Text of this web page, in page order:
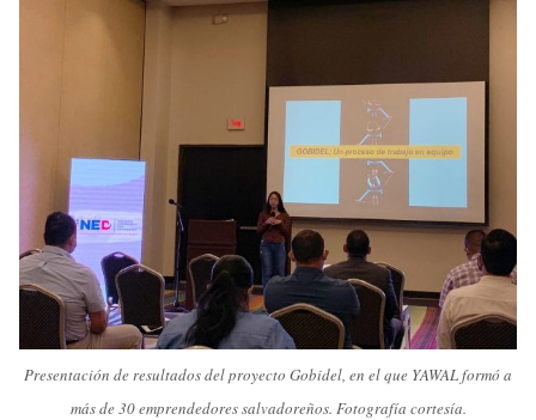
Presentación de resultados del proyecto Gobidel, en el que YAWAL formó a
más de 30 emprendedores salvadoreños. Fotografía cortesía.